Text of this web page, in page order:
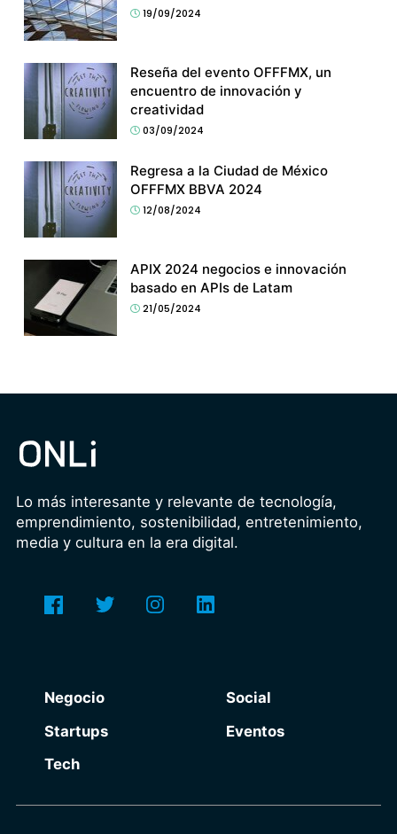
19/09/2024
Reseña del evento OFFFMX, un
encuentro de innovación y
creatividad
03/09/2024
Regresa a la Ciudad de México
OFFFMX BBVA 2024
12/08/2024
APIX 2024 negocios e innovación
basado en APIs de Latam
21/05/2024
Lo más interesante y relevante de tecnología,
emprendimiento, sostenibilidad, entretenimiento,
media y cultura en la era digital.
Negocio
Startups
Tech
Social
Eventos